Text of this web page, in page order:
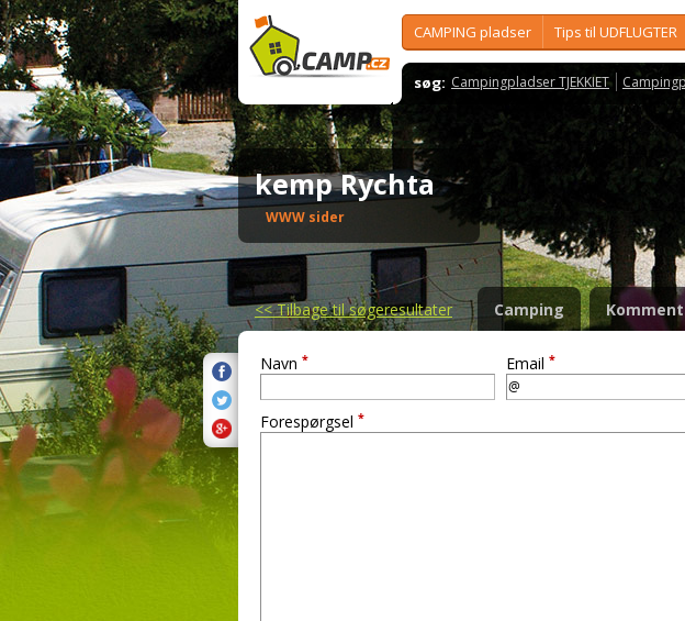
CAMPING pladser Tips til UDFLUGTER
søg: Campingpladser TJEKKIET
kemp Rychta
WWW sider
<<Tilbage til søgeresultater Camping
Navn * Email *
Forespørgsel *